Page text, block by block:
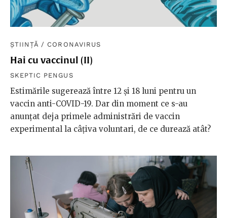
ȘTIINȚĂ / CORONAVIRUS
Hai cu vaccinul (II)
SKEPTIC PENGUS
Estimările sugerează între 12 şi 18 luni pentru un
vaccin anti-COVID-19. Dar din moment ce s-au
anunţat deja primele administrări de vaccin
experimental la câțiva voluntari, de ce durează atât?